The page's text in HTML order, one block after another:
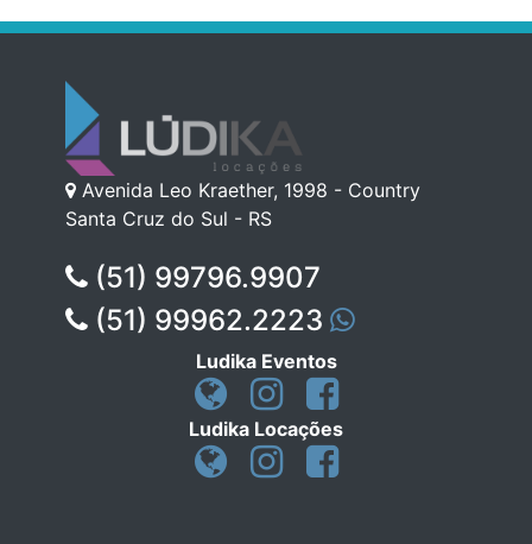
Avenida Leo Kraether, 1998 - Country
Santa Cruz do Sul - RS
(51) 99796.9907
(51) 99962.2223
Ludika Eventos
Ludika Locações